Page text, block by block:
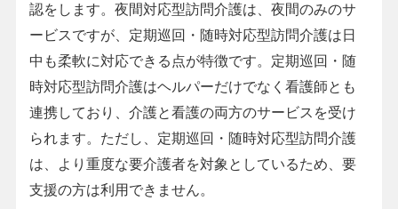
認をします。夜間対応型訪問介護は、夜間のみのサ
ービスですが、定期巡回・随時対応型訪問介護は日
中も柔軟に対応できる点が特徴です。定期巡回・随
時対応型訪問介護はヘルパーだけでなく看護師とも
連携しており、介護と看護の両方のサービスを受け
られます。ただし、定期巡回・随時対応型訪問介護
は、より重度な要介護者を対象としているため、要
支援の方は利用できません。